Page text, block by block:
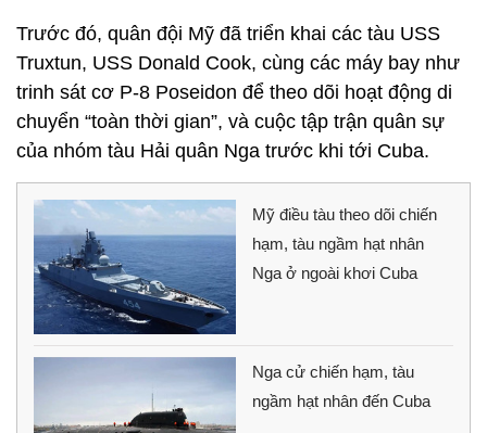
Trước đó, quân đội Mỹ đã triển khai các tàu USS
Truxtun, USS Donald Cook, cùng các máy bay như
trinh sát cơ P-8 Poseidon để theo dõi hoạt động di
chuyển “toàn thời gian”, và cuộc tập trận quân sự
của nhóm tàu Hải quân Nga trước khi tới Cuba.
Mỹ điều tàu theo dõi chiến
hạm, tàu ngầm hạt nhân
Nga ở ngoài khơi Cuba
Nga cử chiến hạm, tàu
ngầm hạt nhân đến Cuba